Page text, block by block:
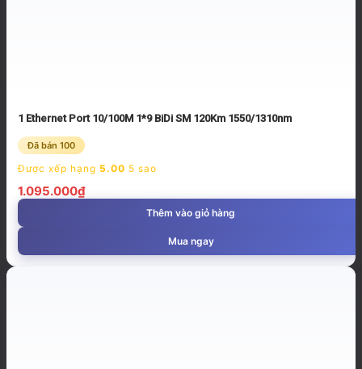
1 Ethernet Port 10/100M 1*9 BiDi SM 120Km 1550/1310nm
Đã bán 100
Được xếp hạng 5.00 5 sao
1.095.000₫
Thêm vào giỏ hàng
Mua ngay